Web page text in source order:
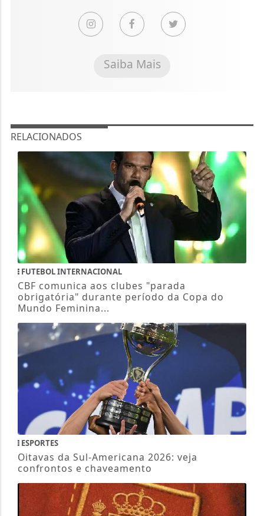
Saiba Mais
RELACIONADOS
FUTEBOL INTERNACIONAL
CBF comunica aos clubes "parada
obrigatória" durante período da Copa do
Mundo Feminina...
ESPORTES
Oitavas da Sul-Americana 2026: veja
confrontos e chaveamento